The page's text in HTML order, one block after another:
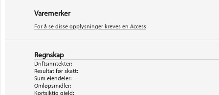
Varemerker
For å se disse opplysninger kreves en Access
Regnskap
Driftsinntekter:
Resultat før skatt:
Sum eiendeler:
Omløpsmidler:
Kortsiktig gjeld: